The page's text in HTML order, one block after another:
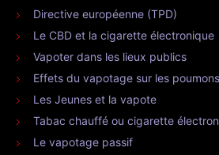
Directive européenne (TPD)
Le CBD et la cigarette électronique
Vapoter dans les lieux publics
Effets du vapotage sur les poumons
Les Jeunes et la vapote
Tabac chauffé ou cigarette
Le vapotage passif